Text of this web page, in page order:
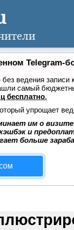
Telegram-
ведения
самый
бесплатно.
упрощает
им о
и
больше